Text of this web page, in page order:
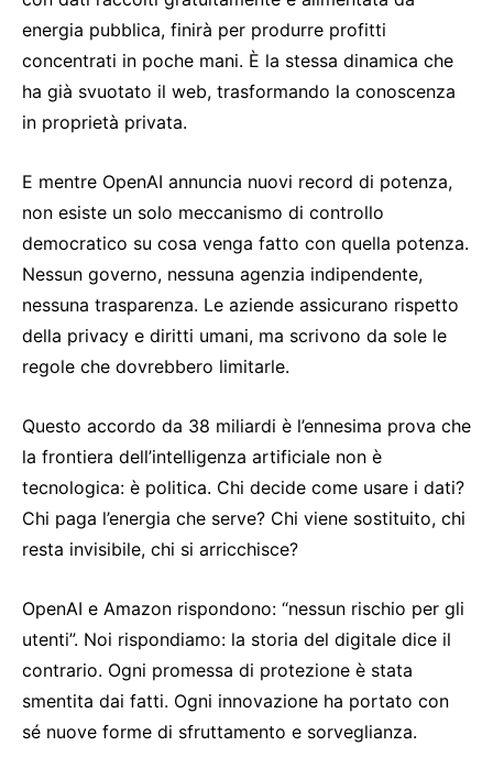
energia pubblica, finirà per produrre profitti
concentrati in poche mani. È la stessa dinamica che
ha già svuotato il web, trasformando la conoscenza
in proprietà privata.
E mentre OpenAI annuncia nuovi record di potenza,
non esiste un solo meccanismo di controllo
democratico su cosa venga fatto con quella potenza.
Nessun governo, nessuna agenzia indipendente,
nessuna trasparenza. Le aziende assicurano rispetto
della privacy e diritti umani, ma scrivono da sole le
regole che dovrebbero limitarle.
Questo accordo da 38 miliardi è l’ennesima prova che
la frontiera dell’intelligenza artificiale non è
tecnologica: è politica. Chi decide come usare i dati?
Chi paga l’energia che serve? Chi viene sostituito, chi
resta invisibile, chi si arricchisce?
OpenAI e Amazon rispondono: “nessun rischio per gli
utenti”. Noi rispondiamo: la storia del digitale dice il
contrario. Ogni promessa di protezione è stata
smentita dai fatti. Ogni innovazione ha portato con
sé nuove forme di sfruttamento e sorveglianza.